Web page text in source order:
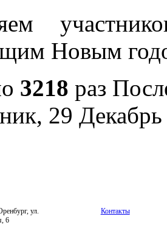
Новым
3218 раз
29
ул.
6
Контакты